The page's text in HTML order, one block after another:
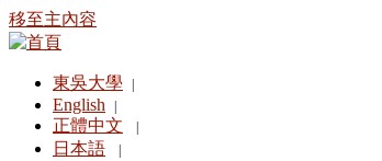
移至主內容
東吳大學
English
正體中文
日本語